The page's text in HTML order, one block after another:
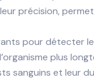
précision,
pour détecter
plus
sanguins et leur